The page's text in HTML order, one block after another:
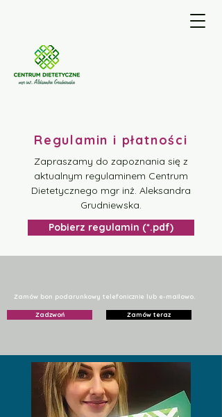
Regulamin i płatności
Zapraszamy do zapoznania się z
aktualnym regulaminem Centrum
Dietetycznego mgr inż. Aleksandra
Grudniewska.
Pobierz regulamin (*.pdf)
Zamów bon podarunkowy telefonicznie lub e-mailowo.
Zadzwoń Zamów teraz